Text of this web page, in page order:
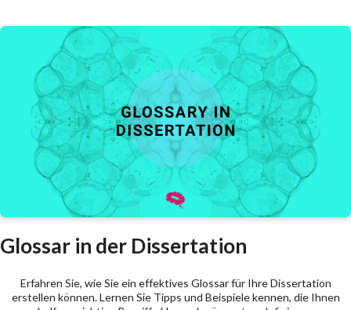
Glossar in der Dissertation
Erfahren Sie, wie Sie ein effektives Glossar für Ihre Dissertation
erstellen können. Lernen Sie Tipps und Beispiele kennen, die Ihnen